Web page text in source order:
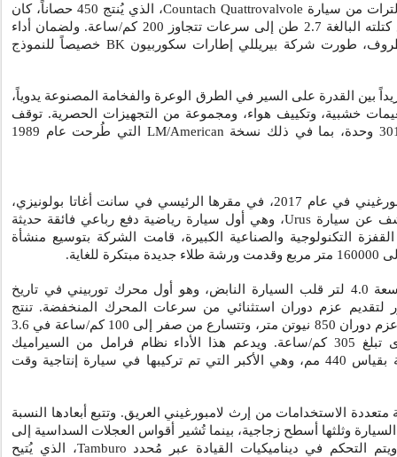
Countach Quattrovalvole
، الذي يُنتج 450 حصاناً، كان
قادراً على دفع كتلته البالغة 2.7 طن إلى سرعات تتجاوز 200 كم/ساعة. ولضمان أداء
طورت شركة بيريللي إطارات سكوربيون BK خصيصاً للنموذج
بين القدرة على السير في الطرق الوعرة والفخامة المصنوعة يدوياً،
خشبية، وتكييف هواء، ومجموعة من التجهيزات الحصرية. توقف
LM/American
التي طُرحت عام 1989
سجلت شركة أوتوموبيلي لامبورغيني في عام 2017، في مقرها الرئيسي في سانت أغاتا بولونيزي،
عن سيارةUrus، وهي أول سيارة رياضية دفع رباعي فائقة حديثة
التكنولوجية والصناعية الكبيرة، قامت الشركة بتوسيع منشأة
ثنائي التوربو سعة 4.0 لتر قلب السيارة النابض، وهو أول محرك توربيني في تاريخ
لتقديم عزم دوران استثنائي من سرعات المحرك المنخفضة. تنتج
قوة 650 حصان وعزم دوران 850 نيوتن متر، وتتسارع من صفر إلى 100 كم/ساعة في 3.6
ثانية وتصل إلى سرعة قصوى تبلغ 305 كم/ساعة. ويدعم هذا الأداء نظام فرامل من السيراميك
الكربوني يتميز بأقراص أمامية بقياس 440 مم، وهي الأكبر التي تم تركيبها في سيارة إنتاجية وقت
متعددة الاستخدامات من إرث لامبورغيني العريق. وتتبع أبعادها النسبة
وثلثها أسطح زجاجية، بينما تُشير أقواس العجلات السداسية إلى
التحكم في ديناميكيات القيادة عبر مُحدد Tamburo، الذي يُتيح